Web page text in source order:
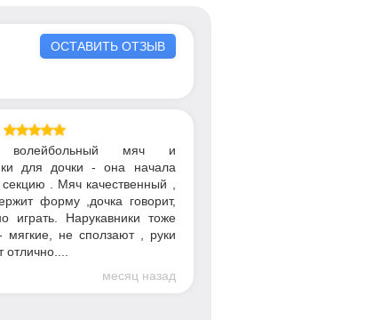
ОСТАВИТЬ ОТЗЫВ
волейбольный мяч и
для дочки - она начала
. Мяч качественный ,
форму ,дочка говорит,
играть. Нарукавники тоже
мягкие, не сползают , руки
месяц назад